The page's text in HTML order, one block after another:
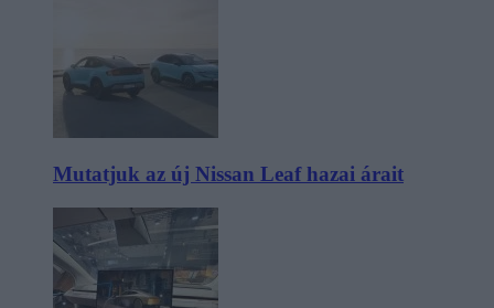
Mutatjuk az új Nissan Leaf hazai árait